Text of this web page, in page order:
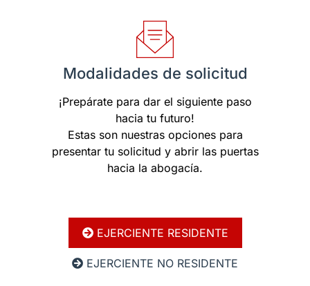
Modalidades de solicitud
¡Prepárate para dar el siguiente paso
hacia tu futuro!
Estas son nuestras opciones para
presentar tu solicitud y abrir las puertas
hacia la abogacía.
EJERCIENTE RESIDENTE
EJERCIENTE NO RESIDENTE